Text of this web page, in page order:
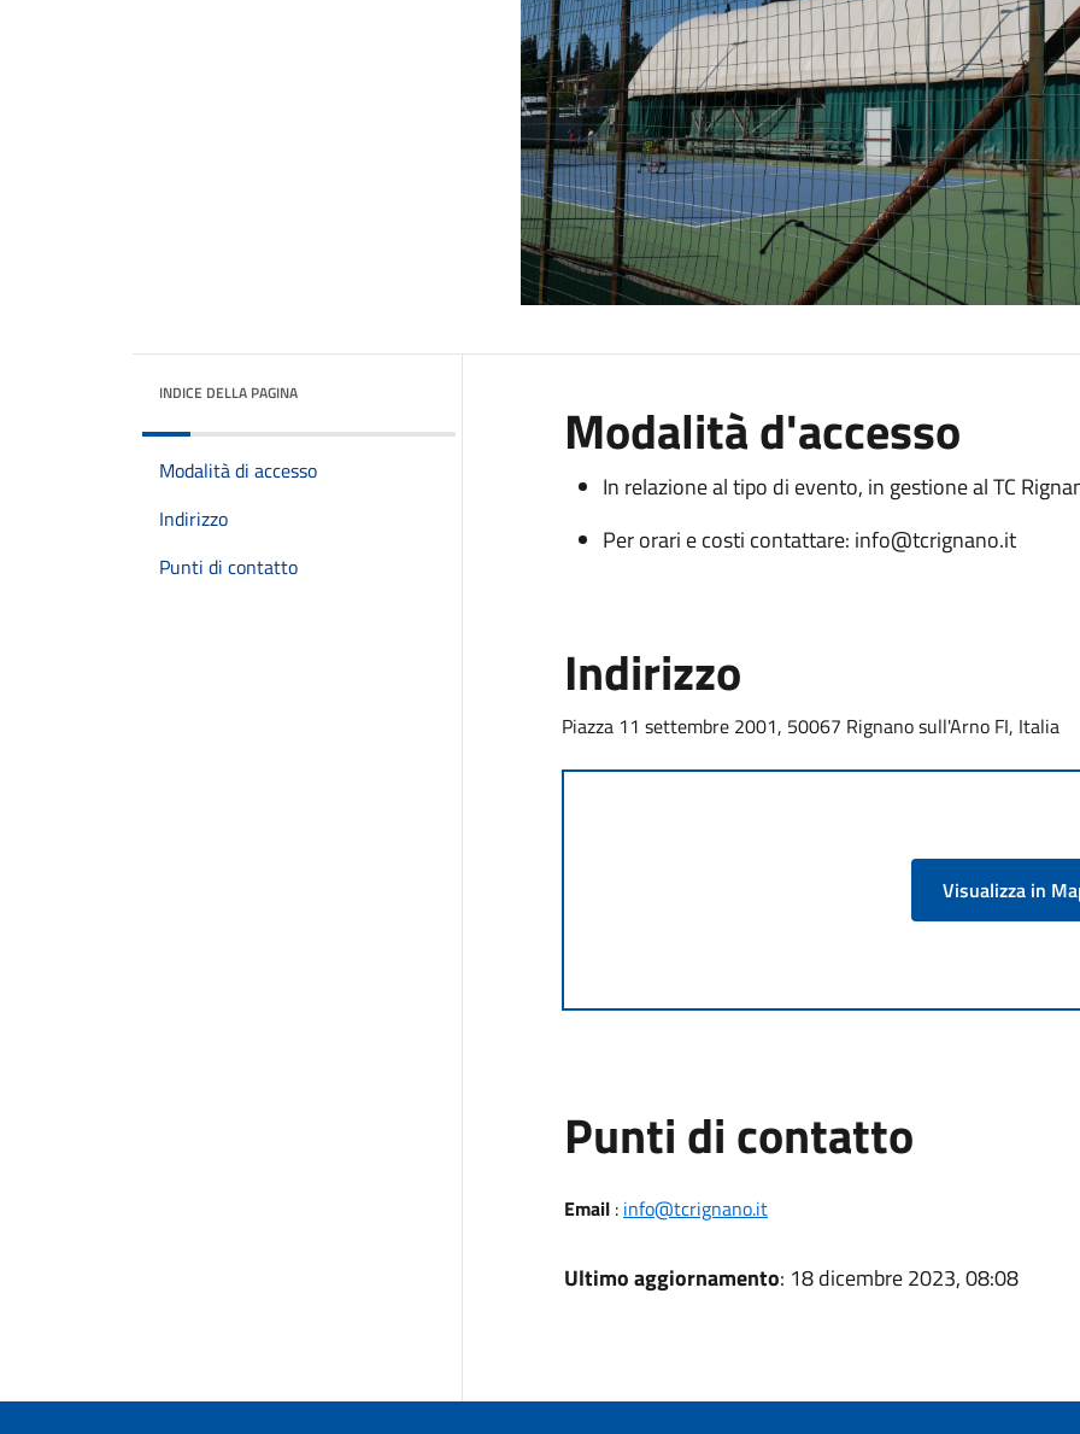
INDICE DELLA PAGINA
Modalità di accesso
Indirizzo
Punti di contatto
Modalità d'accesso
In relazione al tipo di evento, in gestione al TC
Per orari e costi contattare: info@tcrignano.it
Indirizzo
Piazza 11 settembre 2001, 50067 Rignano sull'Arno FI, Italia
Visualizza in
Punti di contatto
Email: info@tcrignano.it
Ultimo aggiornamento: 18 dicembre 2023, 08:08